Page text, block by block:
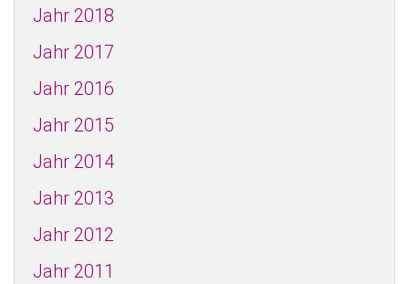
Jahr 2018
Jahr 2017
Jahr 2016
Jahr 2015
Jahr 2014
Jahr 2013
Jahr 2012
Jahr 2011